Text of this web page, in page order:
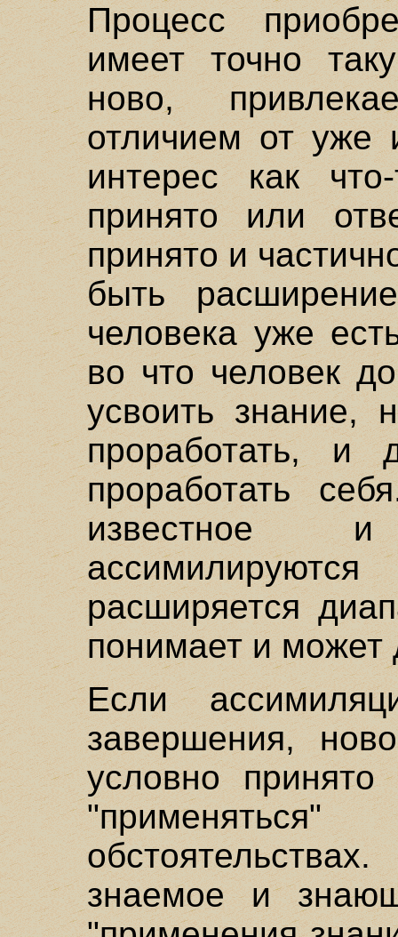
Процесс
имеет точно
ново,
отличием от уже
интерес как
принято или
принято и
быть
человека уже
во что человек
усвоить знание,
проработать, и
проработать
известное
расширяется
понимает и может
Если
завершения,
условно
знаемое и